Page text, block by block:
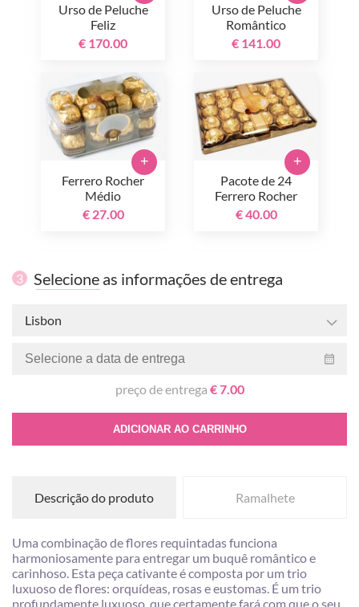
Urso de Peluche
Feliz
€ 170.00
Urso de Peluche
Romântico
€ 141.00
Ferrero Rocher
Médio
€ 27.00
+
Pacote de 24
Ferrero Rocher
€ 40.00
+
3 Selecione as informações de entrega
Lisbon
preço de entrega € 7.00
ADICIONAR AO CARRINHO
Descrição do produto Ramalhete
Uma combinação de flores requintadas funciona
harmoniosamente para entregar um buquê romântico e
carinhoso. Esta peça cativante é composta por um trio
luxuoso de flores: orquídeas, rosas e eustomas. É um trio
profundamente luxuoso, que certamente fará com que o seu